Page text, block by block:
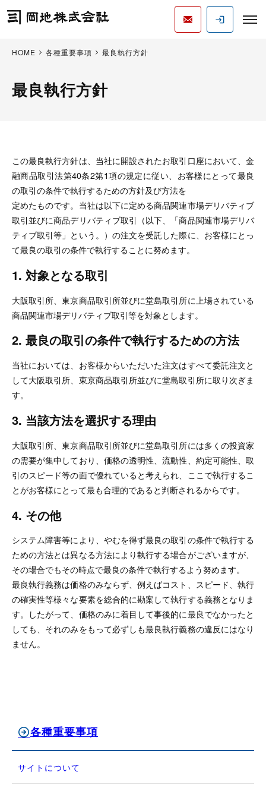
HOME 各種重要事項 最良執行方針
最良執行方針
この最良執行方針は、当社に開設されたお取引口座において、金
融商品取引法第40条2第1項の規定に従い、お客様にとって最良
の取引の条件で執行するための方針及び方法を
定めたものです。当社は以下に定める商品関連市場デリバティブ
取引並びに商品デリバティブ取引（以下、「商品関連市場デリバ
ティブ取引等」という。）の注文を受託した際に、お客様にとっ
て最良の取引の条件で執行することに努めます。
1. 対象となる取引
大阪取引所、東京商品取引所並びに堂島取引所に上場されている
商品関連市場デリバティブ取引等を対象とします。
2. 最良の取引の条件で執行するための方法
当社においては、お客様からいただいた注文はすべて委託注文と
して大阪取引所、東京商品取引所並びに堂島取引所に取り次ぎま
す。
3. 当該方法を選択する理由
大阪取引所、東京商品取引所並びに堂島取引所には多くの投資家
の需要が集中しており、価格の透明性、流動性、約定可能性、取
引のスピード等の面で優れていると考えられ、ここで執行するこ
とがお客様にとって最も合理的であると判断されるからです。
4. その他
システム障害等により、やむを得ず最良の取引の条件で執行する
ための方法とは異なる方法により執行する場合がございますが、
その場合でもその時点で最良の条件で執行するよう努めます。
最良執行義務は価格のみならず、例えばコスト、スピード、執行
の確実性等様々な要素を総合的に勘案して執行する義務となりま
す。したがって、価格のみに着目して事後的に最良でなかったと
しても、それのみをもって必ずしも最良執行義務の違反にはなり
ません。
各種重要事項
サイトについて